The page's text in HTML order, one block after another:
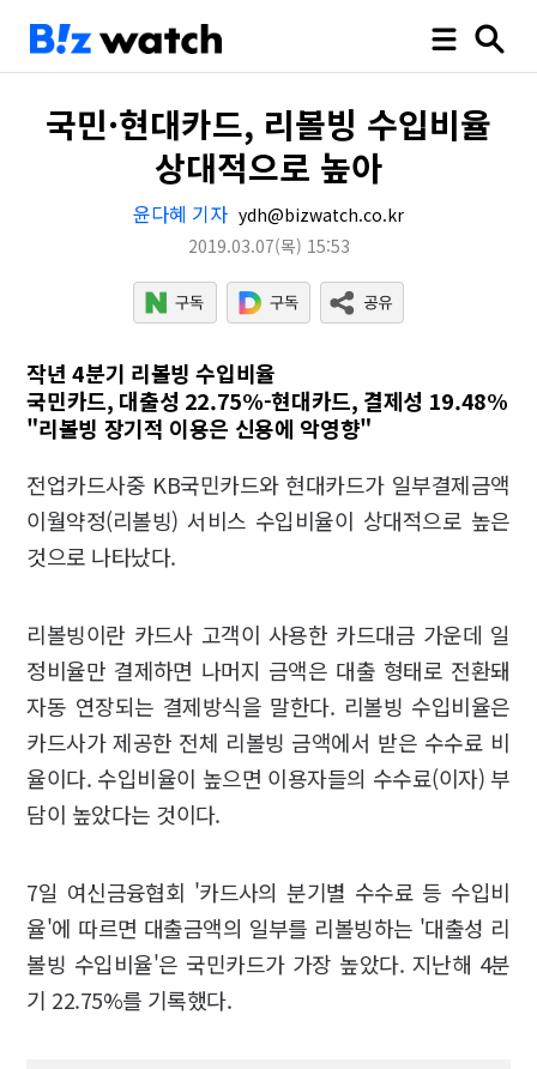
국민·현대카드, 리볼빙 수입비율
상대적으로 높아
윤다혜 기자 ydh@bizwatch.co.kr
2019.03.07(목) 15:53
작년 4분기 리볼빙 수입비율
국민카드, 대출성 22.75%-현대카드, 결제성 19.48%
"리볼빙 장기적 이용은 신용에 악영향"
전업카드사중 KB국민카드와 현대카드가 일부결제금액
이월약정(리볼빙) 서비스 수입비율이 상대적으로 높은
것으로 나타났다.
리볼빙이란 카드사 고객이 사용한 카드대금 가운데 일
정비율만 결제하면 나머지 금액은 대출 형태로 전환돼
자동 연장되는 결제방식을 말한다. 리볼빙 수입비율은
카드사가 제공한 전체 리볼빙 금액에서 받은 수수료 비
율이다. 수입비율이 높으면 이용자들의 수수료(이자) 부
담이 높았다는 것이다.
7일 여신금융협회 '카드사의 분기별 수수료 등 수입비
율'에 따르면 대출금액의 일부를 리볼빙하는 '대출성 리
볼빙 수입비율'은 국민카드가 가장 높았다. 지난해 4분
기 22.75%를 기록했다.